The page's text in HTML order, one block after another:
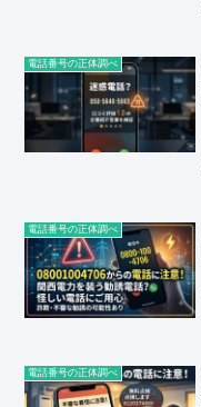
電話番号の正体調べ
電話番号の正体調べ
電話番号の正体調べ